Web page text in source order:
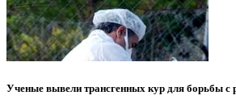
Ученые вывели трансгенных кур для борьбы с